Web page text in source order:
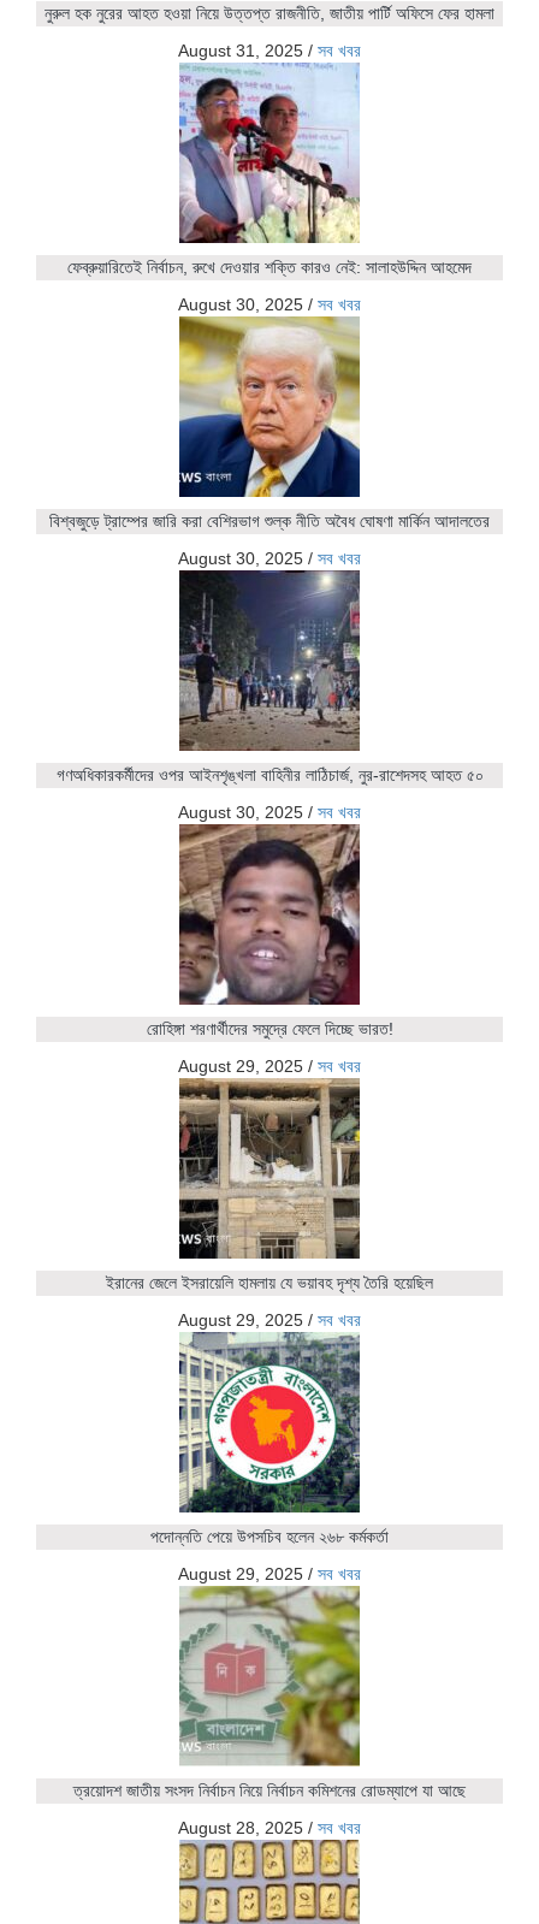
নুরুল হক নুরের আহত হওয়া নিয়ে উত্তপ্ত রাজনীতি, জাতীয় পার্টি অফিসে ফের হামলা
August 31, 2025 / সব খবর
ফেব্রুয়ারিতেই নির্বাচন, রুখে দেওয়ার শক্তি কারও নেই: সালাহউদ্দিন আহমেদ
August 30, 2025 / সব খবর
বিশ্বজুড়ে ট্রাম্পের জারি করা বেশিরভাগ শুল্ক নীতি অবৈধ ঘোষণা মার্কিন আদালতের
August 30, 2025 / সব খবর
গণঅধিকারকর্মীদের ওপর আইনশৃঙ্খলা বাহিনীর লাঠিচার্জ, নুর-রাশেদসহ আহত ৫০
August 30, 2025 / সব খবর
রোহিঙ্গা শরণার্থীদের সমুদ্রে ফেলে দিচ্ছে ভারত!
August 29, 2025 / সব খবর
ইরানের জেলে ইসরায়েলি হামলায় যে ভয়াবহ দৃশ্য তৈরি হয়েছিল
August 29, 2025 / সব খবর
পদোন্নতি পেয়ে উপসচিব হলেন ২৬৮ কর্মকর্তা
August 29, 2025 / সব খবর
ত্রয়োদশ জাতীয় সংসদ নির্বাচন নিয়ে নির্বাচন কমিশনের রোডম্যাপে যা আছে
August 28, 2025 / সব খবর